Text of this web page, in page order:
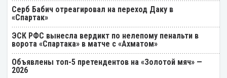
Серб Бабич отреагировал на переход Даку в
«Спартак»
ЭСК РФС вынесла вердикт по нелепому пенальти в
ворота «Спартака» в матче с «Ахматом»
Объявлены топ-5 претендентов на «Золотой мяч» —
2026